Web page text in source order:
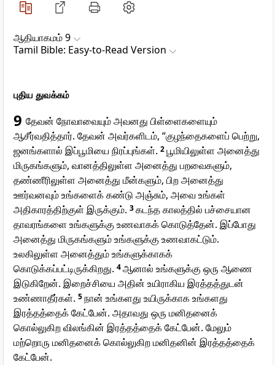
ஆதியாகமம் 9
Tamil Bible: Easy-to-Read Version
புதிய துவக்கம்
9 தேவன் நோவாவையும் அவனது பிள்ளைகளையும்
ஆசீர்வதித்தார். தேவன் அவர்களிடம், “குழந்தைகளைப் பெற்று,
ஜனங்களால் இப்பூமியை நிரப்புங்கள். 2பூமியிலுள்ள அனைத்து
மிருகங்களும், வானத்திலுள்ள அனைத்து பறவைகளும்,
தண்ணீரிலுள்ள அனைத்து மீன்களும், பிற அனைத்து
ஊர்வனவும் உங்களைக் கண்டு அஞ்சும், அவை உங்கள்
அதிகாரத்திற்குள் இருக்கும். 3கடந்த காலத்தில் பச்சையான
தாவரங்களை உங்களுக்கு உணவாகக் கொடுத்தேன். இப்போது
அனைத்து மிருகங்களும் உங்களுக்கு உணவாகட்டும்.
உலகிலுள்ள அனைத்தும் உங்களுக்காகக்
கொடுக்கப்பட்டிருக்கிறது. 4ஆனால் உங்களுக்கு ஒரு ஆணை
இடுகிறேன். இறைச்சியை அதின் உயிராகிய இரத்தத்துடன்
உண்ணாதீர்கள். 5நான் உங்களது உயிருக்காக உங்களது
இரத்தத்தைக் கேட்பேன். அதாவது ஒரு மனிதனைக்
கொல்லுகிற விலங்கின் இரத்தத்தைக் கேட்பேன். மேலும்
மற்றொரு மனிதனைக் கொல்லுகிற மனிதனின் இரத்தத்தைக்
கேட்பேன்.